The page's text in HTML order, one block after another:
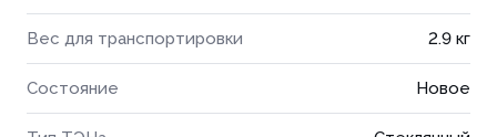
Вес для транспортировки 2.9 кг
Состояние Новое